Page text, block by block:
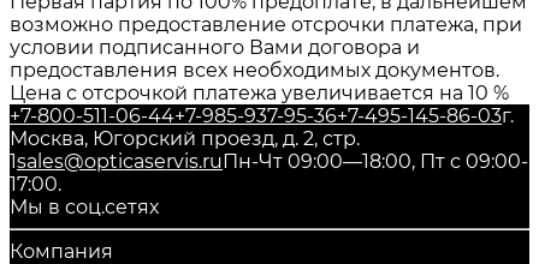
возможно предоставление отсрочки платежа, при
условии подписанного Вами договора и
предоставления всех необходимых документов.
Цена с отсрочкой платежа увеличивается на 10 %
+7-800-511-06-44+7-985-937-95-36+7-495-145-86-03г.
Москва, Югорский проезд, д. 2, стр.
1sales@opticaservis.ruПн-Чт 09:00—18:00, Пт с 09:00-
17:00.
Мы в соц.сетях
Компания